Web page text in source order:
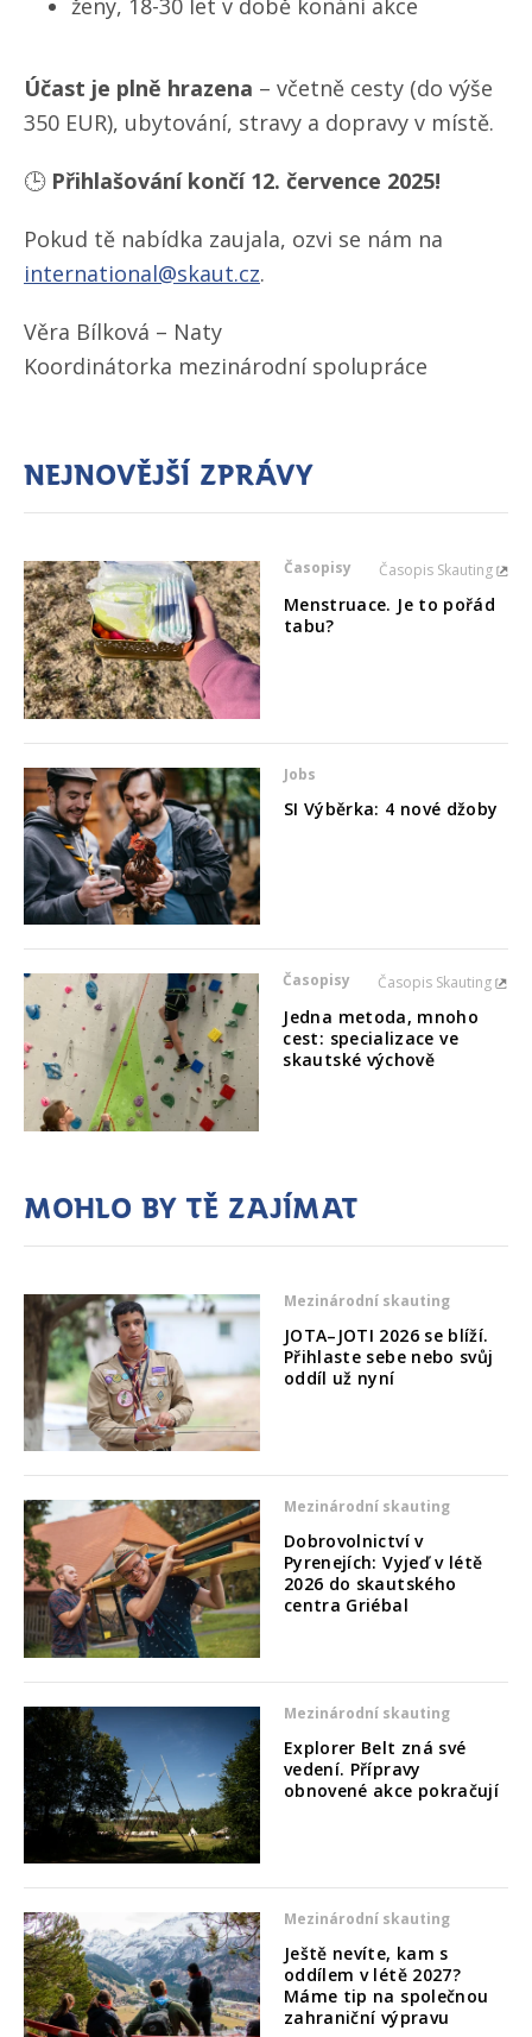
ženy, 18-30 let v době konání akce
Účast je plně hrazena – včetně cesty (do výše
350 EUR), ubytování, stravy a dopravy v místě.
🕒 Přihlašování končí 12. července 2025!
Pokud tě nabídka zaujala, ozvi se nám na
international@skaut.cz.
Věra Bílková – Naty
Koordinátorka mezinárodní spolupráce
Nejnovější zprávy
Časopisy Časopis Skauting
Menstruace. Je to pořád
tabu?
Jobs
SI Výběrka: 4 nové džoby
Časopisy Časopis Skauting
Jedna metoda, mnoho
cest: specializace ve
skautské výchově
Mohlo by tě zajímat
Mezinárodní skauting
JOTA–JOTI 2026 se blíží.
Přihlaste sebe nebo svůj
oddíl už nyní
Mezinárodní skauting
Dobrovolnictví v
Pyrenejích: Vyjeď v létě
2026 do skautského
centra Griébal
Mezinárodní skauting
Explorer Belt zná své
vedení. Přípravy
obnovené akce pokračují
Mezinárodní skauting
Ještě nevíte, kam s
oddílem v létě 2027?
Máme tip na společnou
zahraniční výpravu